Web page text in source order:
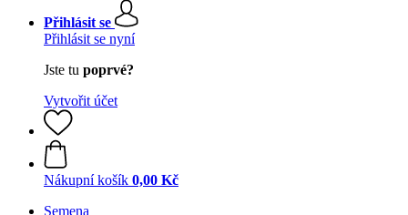
Přihlásit se
Přihlásit se nyní
Jste tu poprvé?
Vytvořit účet
Nákupní košík 0,00 Kč
Semena